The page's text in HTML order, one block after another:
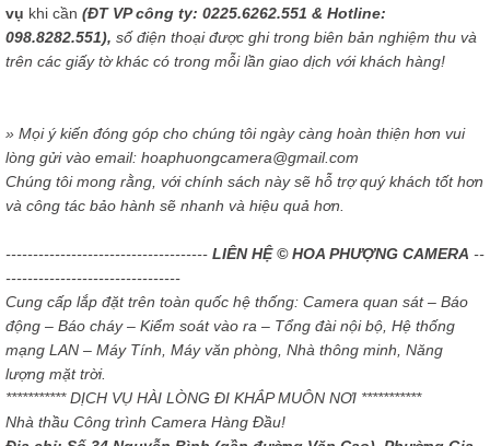
vụ khi cần (ĐT VP công ty: 0225.6262.551 & Hotline:
098.8282.551), số điện thoại được ghi trong biên bản nghiệm thu và
trên các giấy tờ khác có trong mỗi lần giao dịch với khách hàng!
» Mọi ý kiến đóng góp cho chúng tôi ngày càng hoàn thiện hơn vui
lòng gửi vào email: hoaphuongcamera@gmail.com
Chúng tôi mong rằng, với chính sách này sẽ hỗ trợ quý khách tốt hơn
và công tác bảo hành sẽ nhanh và hiệu quả hơn.
------------------------------------- LIÊN HỆ © HOA PHƯỢNG CAMERA --
--------------------------------
Cung cấp lắp đặt trên toàn quốc hệ thống: Camera quan sát – Báo
động – Báo cháy – Kiểm soát vào ra – Tổng đài nội bộ, Hệ thống
mạng LAN – Máy Tính, Máy văn phòng, Nhà thông minh, Năng
lượng mặt trời.
*********** DỊCH VỤ HÀI LÒNG ĐI KHẮP MUÔN NƠI ***********
Nhà thầu Công trình Camera Hàng Đầu!